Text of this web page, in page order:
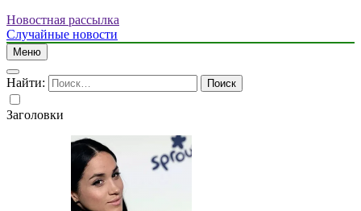
Новостная рассылка
Случайные новости
Меню
Найти:
Заголовки